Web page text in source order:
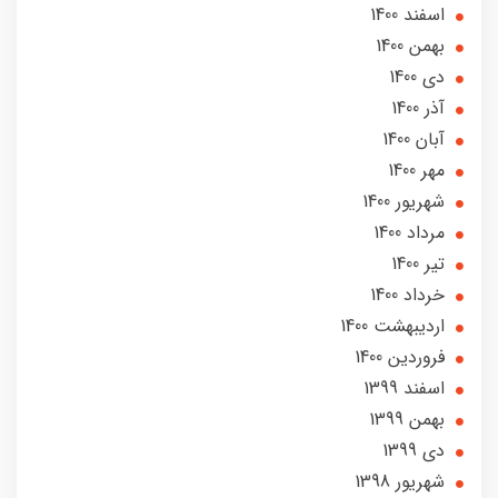
اسفند 1400
بهمن 1400
دی 1400
آذر 1400
آبان 1400
مهر 1400
شهریور 1400
مرداد 1400
تير 1400
خرداد 1400
ارديبهشت 1400
فروردین 1400
اسفند 1399
بهمن 1399
دی 1399
شهریور 1398